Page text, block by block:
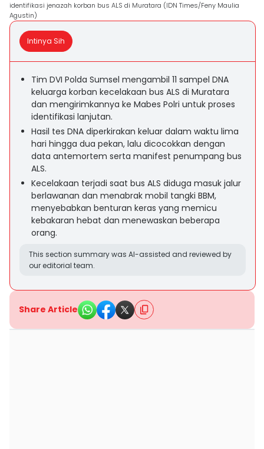
identifikasi jenazah korban bus ALS di Muratara (IDN Times/Feny Maulia
Agustin)
Intinya Sih
Tim DVI Polda Sumsel mengambil 11 sampel DNA
keluarga korban kecelakaan bus ALS di Muratara
dan mengirimkannya ke Mabes Polri untuk proses
identifikasi lanjutan.
Hasil tes DNA diperkirakan keluar dalam waktu lima
hari hingga dua pekan, lalu dicocokkan dengan
data antemortem serta manifest penumpang bus
ALS.
Kecelakaan terjadi saat bus ALS diduga masuk jalur
berlawanan dan menabrak mobil tangki BBM,
menyebabkan benturan keras yang memicu
kebakaran hebat dan menewaskan beberapa
orang.
This section summary was AI-assisted and reviewed by
our editorial team.
Share Article